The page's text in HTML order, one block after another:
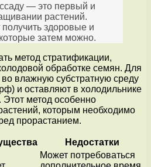
— это первый и
растений.
здоровые и
затем можно.
метод стратификации,
обработке семян. Для
влажную субстратную среду
и оставляют в холодильнике
метод особенно
которым необходимо
прорастанием.
Недостатки
Может потребоваться